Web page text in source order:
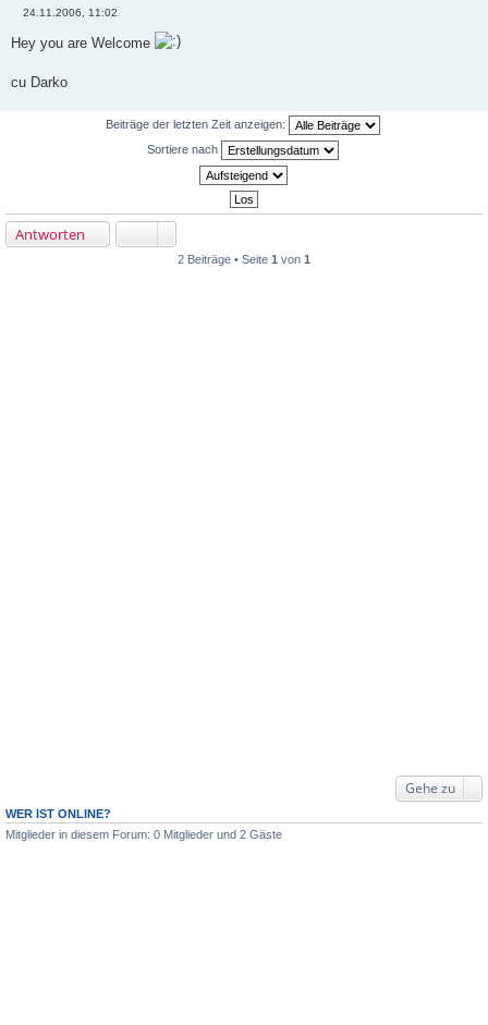
i
a
24.11.2006, 11:02
Hey you are Welcome
cu Darko
Beiträge der letzten Zeit anzeigen:
Sortiere nach
Antworten
2 Beiträge • Seite 1 von 1
Gehe zu
WER IST ONLINE?
Mitglieder in diesem Forum: 0 Mitglieder und 2 Gäste